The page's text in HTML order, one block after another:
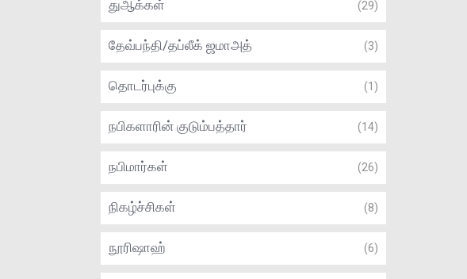
துஆக்கள் (29)
தேவ்பந்தி/தப்லீக் ஜமாஅத் (3)
தொடர்புக்கு (1)
நபிகளாரின் குடும்பத்தார் (14)
நபிமார்கள் (26)
நிகழ்ச்சிகள் (8)
நூரிஷாஹ் (6)